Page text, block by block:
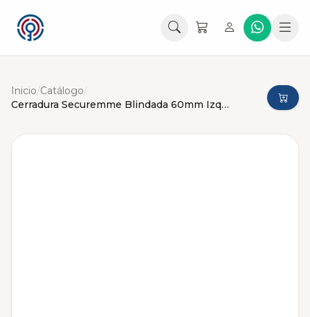
Inicio/Catálogo/
Cerradura Securemme Blindada 60mm Izquierda